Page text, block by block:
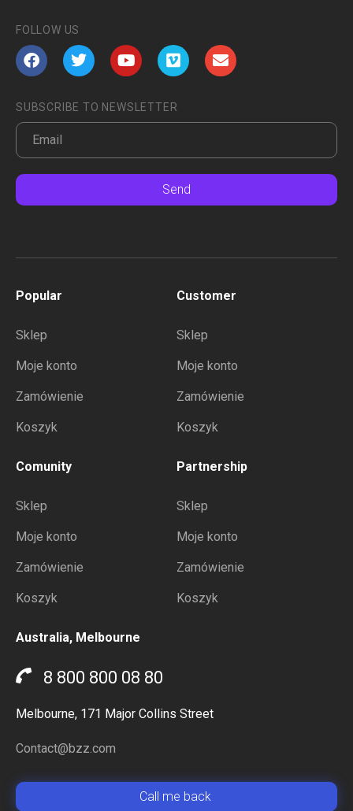
FOLLOW US
SUBSCRIBE TO NEWSLETTER
Send
Popular
Sklep
Moje konto
Zamówienie
Koszyk
Customer
Sklep
Moje konto
Zamówienie
Koszyk
Comunity
Sklep
Moje konto
Zamówienie
Koszyk
Partnership
Sklep
Moje konto
Zamówienie
Koszyk
Australia, Melbourne
8 800 800 08 80
Melbourne, 171 Major Collins Street
Contact@bzz.com
Сall me back